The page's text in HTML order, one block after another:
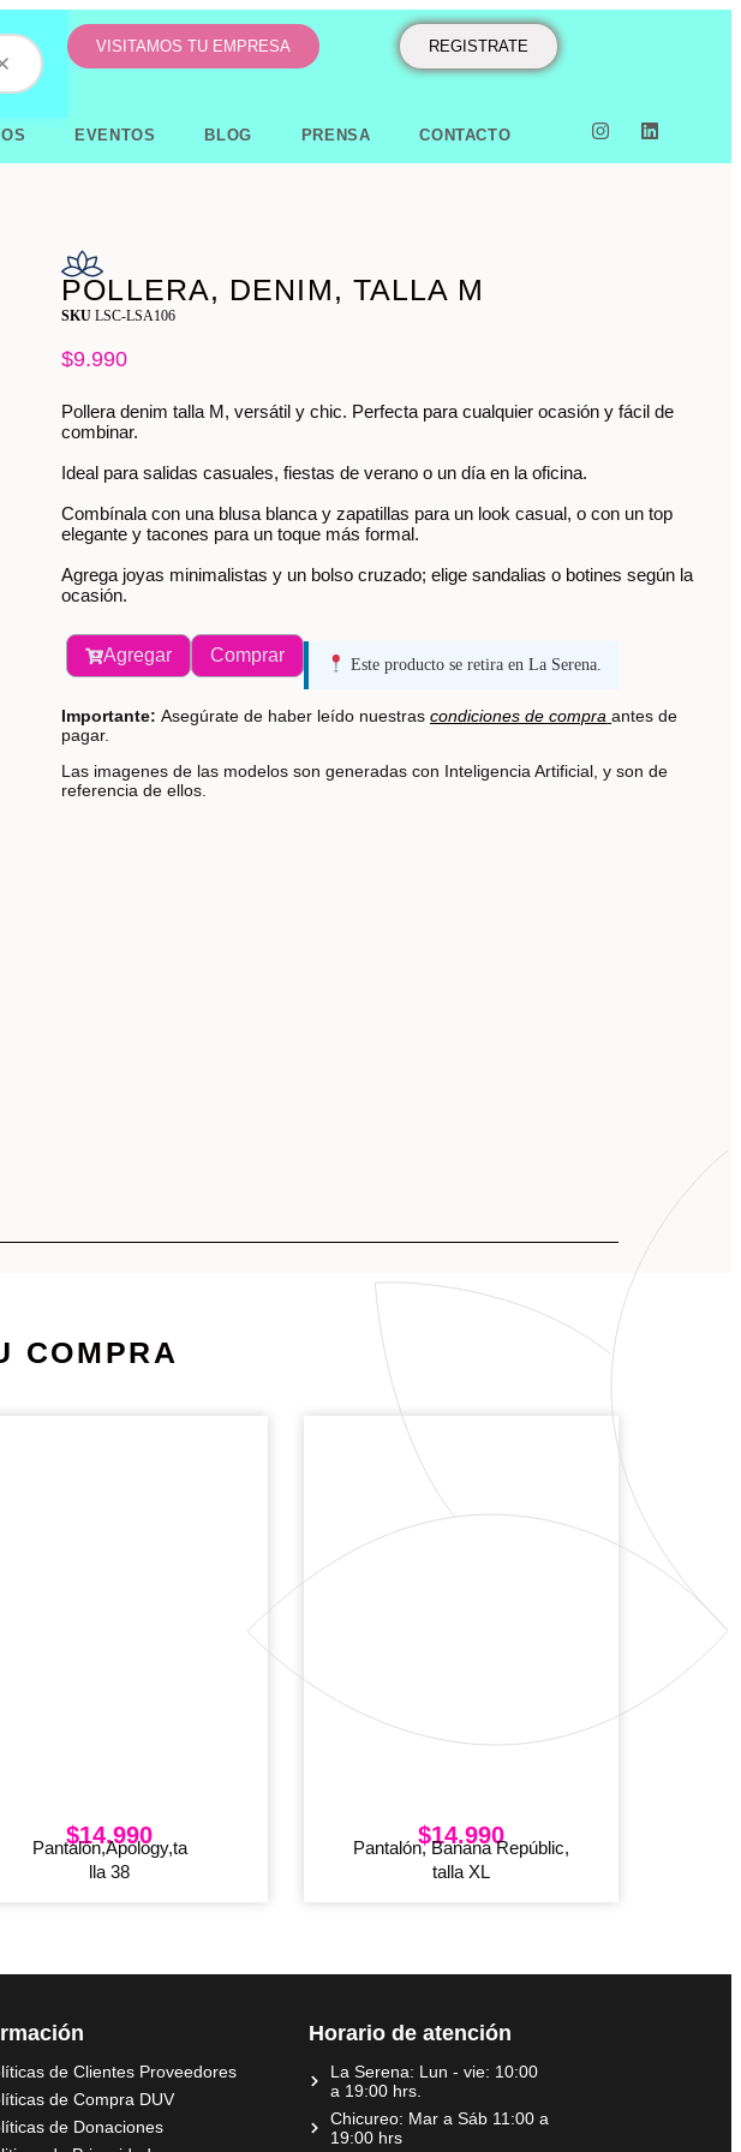
VISITAMOS TU EMPRESA REGISTRATE
EVENTOS BLOG PRENSA CONTACTO
POLLERA, DENIM, TALLA M
SKULSC-LSA106
$9.990
Pollera denim talla M, versátil y chic. Perfecta para cualquier ocasión y fácil de
combinar.
Ideal para salidas casuales, fiestas de verano o un día en la oficina.
Combínala con una blusa blanca y zapatillas para un look casual, o con un top
elegante y tacones para un toque más formal.
Agrega joyas minimalistas y un bolso cruzado; elige sandalias o botines según la
ocasión.
Agregar Comprar Este producto se retira en La Serena.
Importante: Asegúrate de haber leído nuestrascondiciones de compra antes de
pagar.
Las imagenes de las modelos son generadas con Inteligencia Artificial, y son de
referencia de ellos.
COMPRA
$14.990
Pantalón,Apology,ta
lla 38
$14.990
Pantalón, Banana Repúblic,
talla XL
de Clientes Proveedores
de Compra DUV
de Donaciones
Horario de atención
La Serena: Lun - vie: 10:00
a 19:00 hrs.
Chicureo: Mar a Sáb 11:00 a
19:00 hrs